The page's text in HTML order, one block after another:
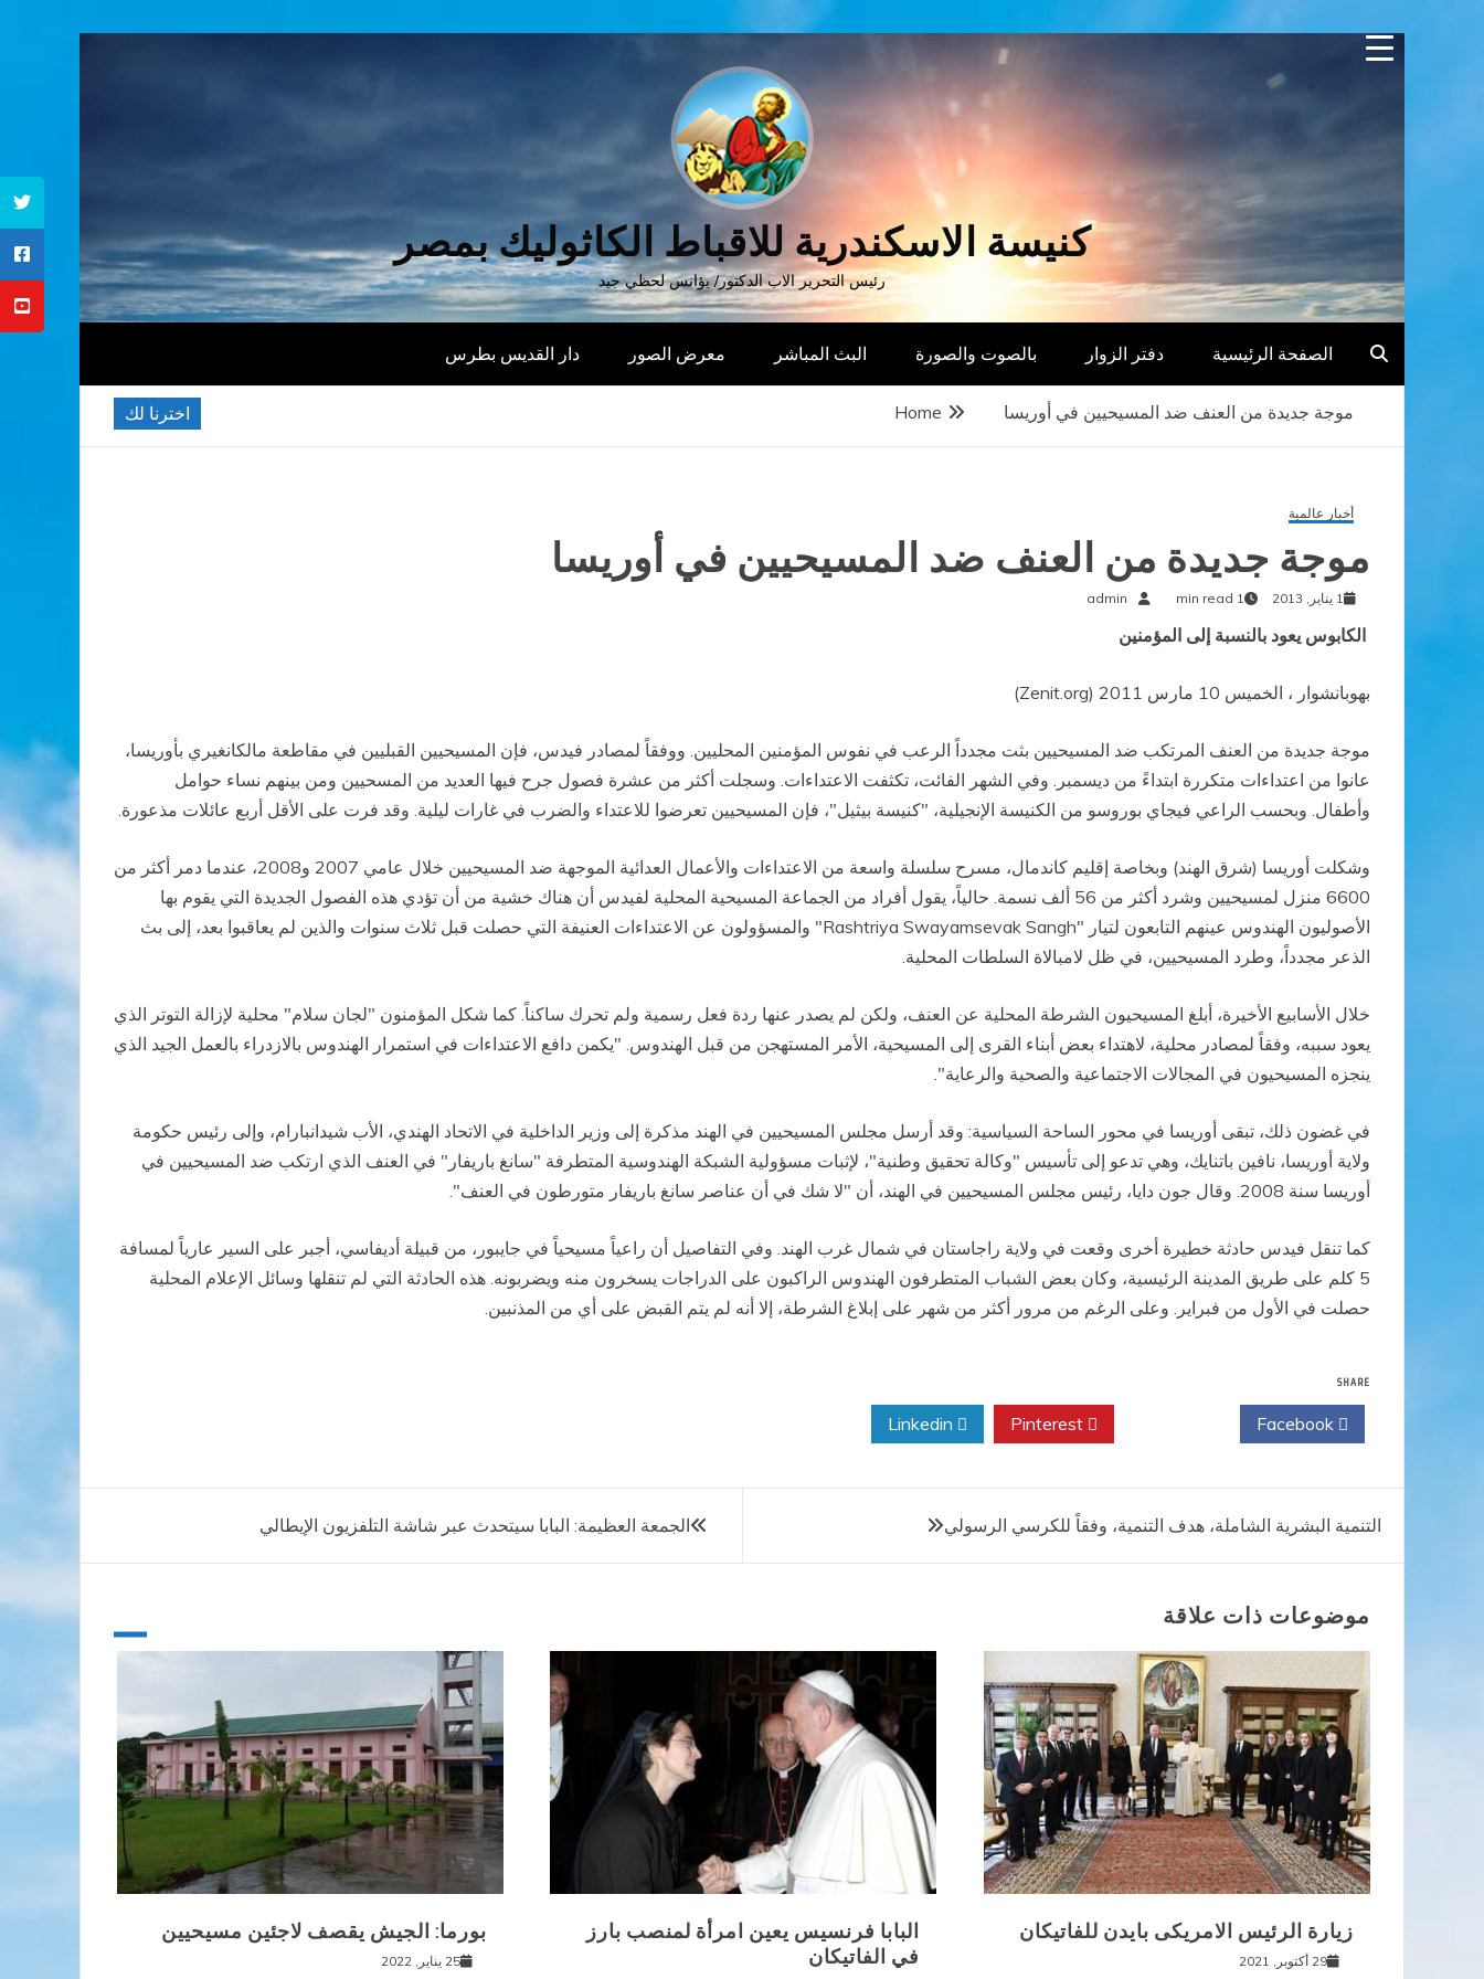
Skip
كنيسة الاسكندرية للاقباط الكاثوليك بمصر
رئيس التحرير الاب الدكتور/ يؤانس لحظي جيد
الصفحة الرئيسية دفتر الزوار بالصوت والصورة البث المباشر معرض الصور دار القديس بطرس
اخترنا لك Home موجة جديدة من العنف ضد المسيحيين في أوريسا
أخبار عالمية
موجة جديدة من العنف ضد المسيحيين في أوريسا
1 يناير, 2013 1 min read
admin
الكابوس يعود بالنسبة إلى المؤمنين
بهوبانشوار ، الخميس 10 مارس 2011 (Zenit.org)
موجة جديدة من العنف المرتكب ضد المسيحيين بثت مجدداً الرعب في نفوس المؤمنين المحليين. ووفقاً لمصادر فيدس، فإن المسيحيين القبليين في مقاطعة مالكانغيري بأوريسا،
عانوا من اعتداءات متكررة ابتداءً من ديسمبر. وفي الشهر الفائت، تكثفت الاعتداءات. وسجلت أكثر من عشرة فصول جرح فيها العديد من المسحيين ومن بينهم نساء حوامل
وأطفال. وبحسب الراعي فيجاي بوروسو من الكنيسة الإنجيلية، "كنيسة بيثيل"، فإن المسيحيين تعرضوا للاعتداء والضرب في غارات ليلية. وقد فرت على الأقل أربع عائلات مذعورة.
وشكلت أوريسا (شرق الهند) وبخاصة إقليم كاندمال، مسرح سلسلة واسعة من الاعتداءات والأعمال العدائية الموجهة ضد المسيحيين خلال عامي 2007 و2008، عندما دمر أكثر من
6600 منزل لمسيحيين وشرد أكثر من 56 ألف نسمة. حالياً، يقول أفراد من الجماعة المسيحية المحلية لفيدس أن هناك خشية من أن تؤدي هذه الفصول الجديدة التي يقوم بها
الأصوليون الهندوس عينهم التابعون لتيار "Rashtriya Swayamsevak Sangh" والمسؤولون عن الاعتداءات العنيفة التي حصلت قبل ثلاث سنوات والذين لم يعاقبوا بعد، إلى بث
الذعر مجدداً، وطرد المسيحيين، في ظل لامبالاة السلطات المحلية.
خلال الأسابيع الأخيرة، أبلغ المسيحيون الشرطة المحلية عن العنف، ولكن لم يصدر عنها ردة فعل رسمية ولم تحرك ساكناً. كما شكل المؤمنون "لجان سلام" محلية لإزالة التوتر الذي
يعود سببه، وفقاً لمصادر محلية، لاهتداء بعض أبناء القرى إلى المسيحية، الأمر المستهجن من قبل الهندوس. "يكمن دافع الاعتداءات في استمرار الهندوس بالازدراء بالعمل الجيد الذي
ينجزه المسيحيون في المجالات الاجتماعية والصحية والرعاية".
في غضون ذلك، تبقى أوريسا في محور الساحة السياسية: وقد أرسل مجلس المسيحيين في الهند مذكرة إلى وزير الداخلية في الاتحاد الهندي، الأب شيدانبارام، وإلى رئيس حكومة
ولاية أوريسا، نافين باتنايك، وهي تدعو إلى تأسيس "وكالة تحقيق وطنية"، لإثبات مسؤولية الشبكة الهندوسية المتطرفة "سانغ باريفار" في العنف الذي ارتكب ضد المسيحيين في
أوريسا سنة 2008. وقال جون دايا، رئيس مجلس المسيحيين في الهند، أن "لا شك في أن عناصر سانغ باريفار متورطون في العنف".
كما تنقل فيدس حادثة خطيرة أخرى وقعت في ولاية راجاستان في شمال غرب الهند. وفي التفاصيل أن راعياً مسيحياً في جايبور، من قبيلة أديفاسي، أجبر على السير عارياً لمسافة
5 كلم على طريق المدينة الرئيسية، وكان بعض الشباب المتطرفون الهندوس الراكبون على الدراجات يسخرون منه ويضربونه. هذه الحادثة التي لم تنقلها وسائل الإعلام المحلية
حصلت في الأول من فبراير. وعلى الرغم من مرور أكثر من شهر على إبلاغ الشرطة، إلا أنه لم يتم القبض على أي من المذنبين.
SHARE
تصفّح
المقالات
الجمعة العظيمة: البابا سيتحدث عبر شاشة التلفزيون الإيطالي التنمية البشرية الشاملة، هدف التنمية، وفقاً للكرسي الرسولي
موضوعات ذات علاقة
بورما: الجيش يقصف لاجئين مسيحيين
25 يناير, 2022
البابا فرنسيس يعين امرأة لمنصب بارز
في الفاتيكان
زيارة الرئيس الامريكى بايدن للفاتيكان
29 أكتوبر, 2021